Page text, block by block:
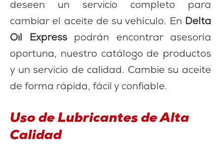
deseen un servicio completo para
cambiar el aceite de su vehículo. En Delta
Oil Expresspodrán encontrar asesoría
oportuna, nuestro catálogo de productos
y un servicio de calidad. Cambie su aceite
de forma rápida, fácil y confiable.
Uso de Lubricantes de Alta
Calidad